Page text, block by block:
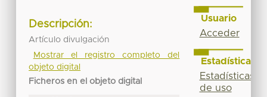
Descripción:
Artículo divulgación
Mostrar el registro completo del
objeto digital
Ficheros en el objeto digital
Usuario
Acceder
Estadísticas
Estadísticas
de uso